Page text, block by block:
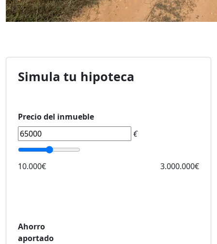
Simula tu hipoteca
Precio del inmueble
€
10.000€ 3.000.000€
Ahorro
aportado